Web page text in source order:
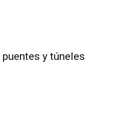
y túneles